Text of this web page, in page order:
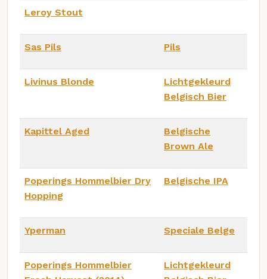
Leroy Stout
Sas Pils Pils
Livinus Blonde
Lichtgekleurd
Belgisch Bier
Kapittel Aged
Belgische
Brown Ale
Poperings Hommelbier Dry
Hopping
Belgische IPA
Yperman Speciale Belge
Poperings Hommelbier
Lichtgekleurd